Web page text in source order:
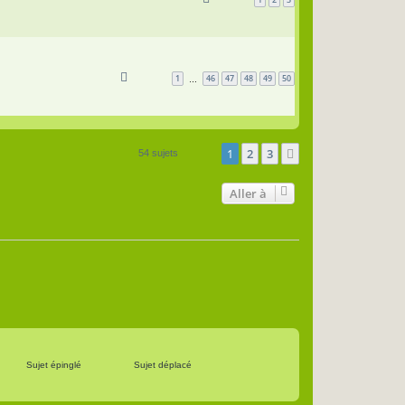
1 46 47 48 49 50
54 sujets 1 2 3
Aller à
Sujet épinglé Sujet déplacé